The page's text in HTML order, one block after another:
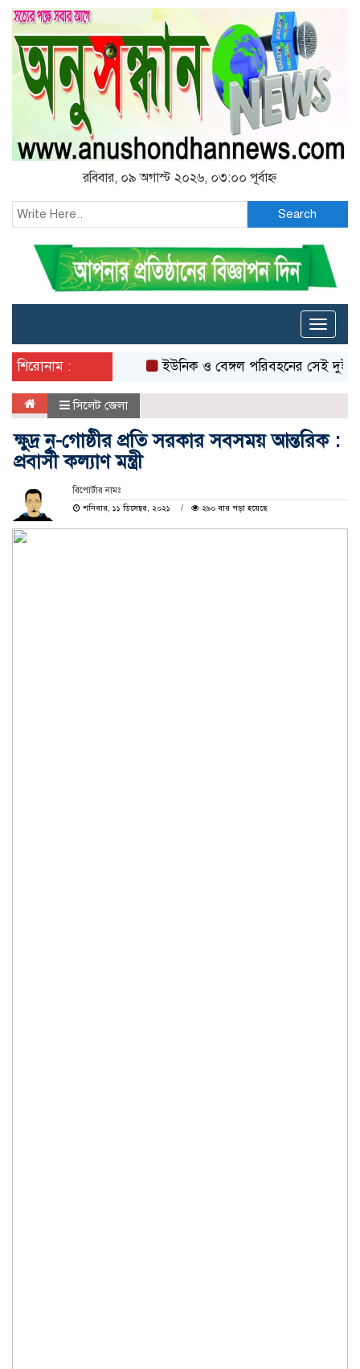
রবিবার, ০৯ অগাস্ট ২০২৬, ০৩:০০ পূর্বাহ্ন
Search
Toggle
শিরোনাম :
ইউনিক ও বেঙ্গল পরিবহনের সেই দুই
সিলেট জেলা
ক্ষুদ্র নৃ-গোষ্ঠীর প্রতি সরকার সবসময় আন্তরিক :
প্রবাসী কল্যাণ মন্ত্রী
রিপোর্টার নামঃ
শনিবার, ১১ ডিসেম্বর, ২০২১
২৯০ বার পড়া হয়েছে